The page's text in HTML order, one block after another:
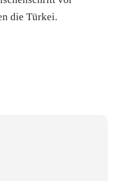
die Türkei.